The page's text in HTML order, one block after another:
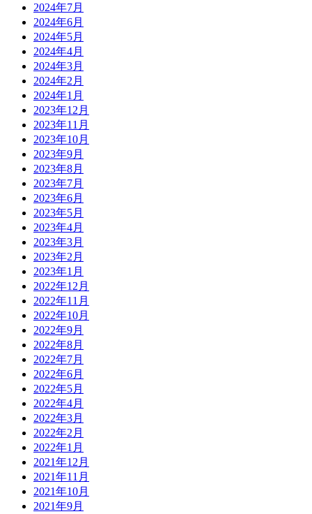
2024年7月
2024年6月
2024年5月
2024年4月
2024年3月
2024年2月
2024年1月
2023年12月
2023年11月
2023年10月
2023年9月
2023年8月
2023年7月
2023年6月
2023年5月
2023年4月
2023年3月
2023年2月
2023年1月
2022年12月
2022年11月
2022年10月
2022年9月
2022年8月
2022年7月
2022年6月
2022年5月
2022年4月
2022年3月
2022年2月
2022年1月
2021年12月
2021年11月
2021年10月
2021年9月